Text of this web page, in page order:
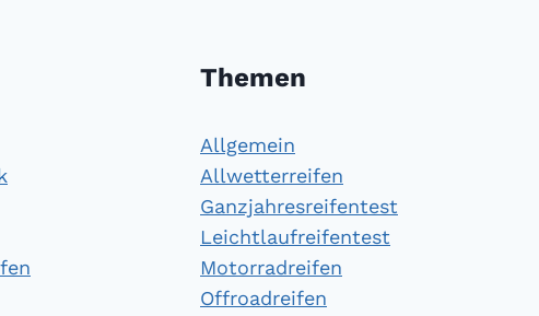
Themen
Allgemein
Allwetterreifen
Ganzjahresreifentest
Leichtlaufreifentest
Motorradreifen
Offroadreifen